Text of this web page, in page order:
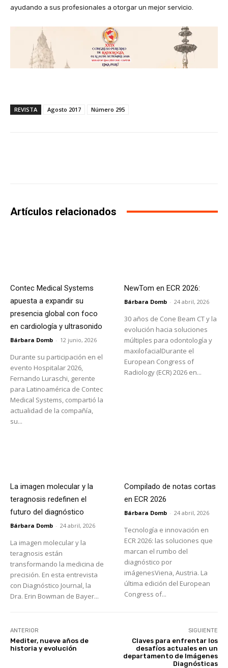
ayudando a sus profesionales a otorgar un mejor servicio.
REVISTA Agosto 2017 Número 295
Artículos relacionados
Contec Medical Systems
apuesta a expandir su
presencia global con foco
en cardiología y ultrasonido
Bárbara Domb - 12 junio, 2026
Durante su participación en el
evento Hospitalar 2026,
Fernando Luraschi, gerente
para Latinoamérica de Contec
Medical Systems, compartió la
actualidad de la compañía,
su...
NewTom en ECR 2026:
Bárbara Domb - 24 abril, 2026
30 años de Cone Beam CT y la
evolución hacia soluciones
múltiples para odontología y
maxilofacialDurante el
European Congress of
Radiology (ECR) 2026 en...
La imagen molecular y la
teragnosis redefinen el
futuro del diagnóstico
Bárbara Domb - 24 abril, 2026
La imagen molecular y la
teragnosis están
transformando la medicina de
precisión. En esta entrevista
con Diagnóstico Journal, la
Dra. Erin Bowman de Bayer...
Compilado de notas cortas
en ECR 2026
Bárbara Domb - 24 abril, 2026
Tecnología e innovación en
ECR 2026: las soluciones que
marcan el rumbo del
diagnóstico por
imágenesViena, Austria. La
última edición del European
Congress of...
ANTERIOR
Mediter, nueve años de
historia y evolución
SIGUIENTE
Claves para enfrentar los
desafíos actuales en un
departamento de Imágenes
Diagnósticas